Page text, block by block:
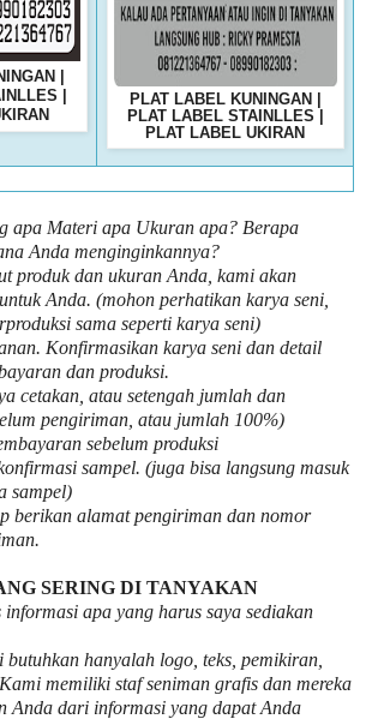
|
|
PLAT LABEL KUNINGAN |
PLAT LABEL STAINLLES |
PLAT LABEL UKIRAN
apa Materi apa Ukuran apa? Berapa
Anda menginginkannya?
produk dan ukuran Anda, kami akan
Anda. (mohon perhatikan karya seni,
sama seperti karya seni)
Konfirmasikan karya seni dan detail
dan produksi.
cetakan, atau setengah jumlah dan
pengiriman, atau jumlah 100%)
sebelum produksi
sampel. (juga bisa langsung masuk
sampel)
berikan alamat pengiriman dan nomor
SERING DI TANYAKAN
informasi apa yang harus saya sediakan
butuhkan hanyalah logo, teks, pemikiran,
memiliki staf seniman grafis dan mereka
Anda dari informasi yang dapat Anda